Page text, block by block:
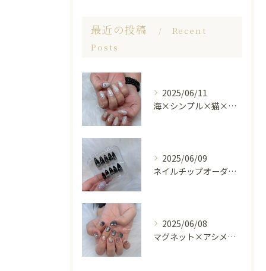
最近の投稿
Recent
Posts
2025/06/11
海×シンプル×猫×上品 nail🐈🐚✨
2025/06/09
ネイルチップオーダー受け付けてます😊🤍
2025/06/08
マグネット×アシメシルバー nail🤍🩶